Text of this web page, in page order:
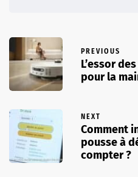
PREVIOUS
L’essor
pour la
NEXT
Comment
pousse à
compter ?